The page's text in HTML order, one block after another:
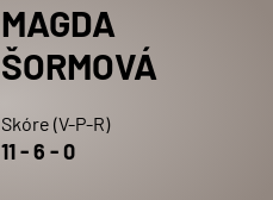
MAGDA
ŠORMOVÁ
Skóre (V-P-R)
11-6 -0